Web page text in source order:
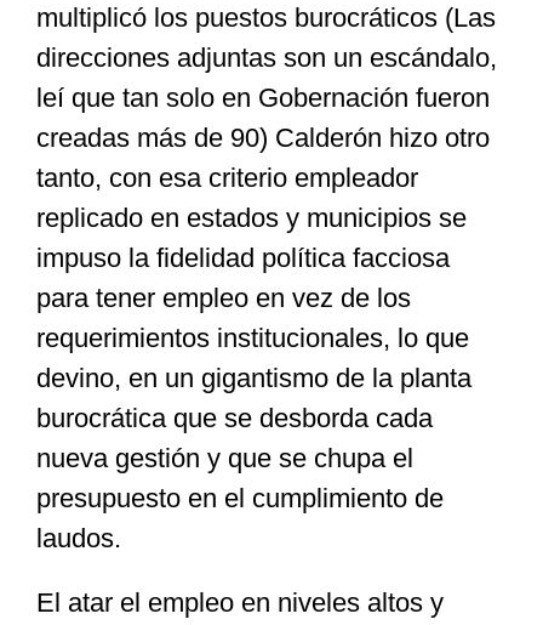
multiplicó los puestos burocráticos (Las
direcciones adjuntas son un escándalo,
leí que tan solo en Gobernación fueron
creadas más de 90) Calderón hizo otro
tanto, con esa criterio empleador
replicado en estados y municipios se
impuso la fidelidad política facciosa
para tener empleo en vez de los
requerimientos institucionales, lo que
devino, en un gigantismo de la planta
burocrática que se desborda cada
nueva gestión y que se chupa el
presupuesto en el cumplimiento de
laudos.
El atar el empleo en niveles altos y